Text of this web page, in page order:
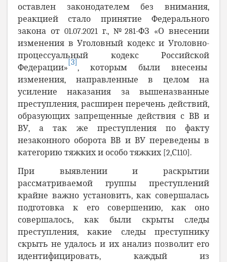
оставлен законодателем без внимания,
реакцией стало принятие Федерального
закона от 01.07.2021 г., №281-ФЗ «О внесении
изменения в Уголовный кодекс и Уголовно-
процессуальный кодекс Российской
Федерации»
[3]
, которым были внесены
изменения, направленные в целом на
усиление наказания за вышеназванные
преступления, расширен перечень действий,
образующих запрещенные действия с ВВ и
ВУ, а так же преступления по факту
незаконного оборота ВВ и ВУ переведены в
категорию тяжких и особо тяжких [2,С110].
При выявлении и раскрытии
рассматриваемой группы преступлений
крайне важно установить, как совершалась
подготовка к его совершению, как оно
совершалось, как были скрыты следы
преступления, какие следы преступнику
скрыть не удалось и их анализ позволит его
идентифицировать, каждый из